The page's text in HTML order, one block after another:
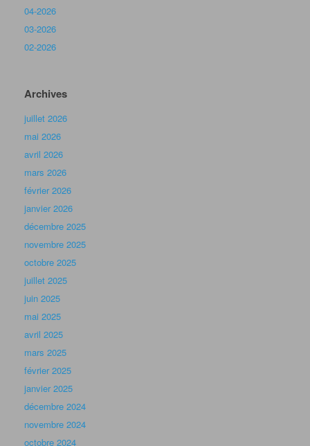
04-2026
03-2026
02-2026
Archives
juillet 2026
mai 2026
avril 2026
mars 2026
février 2026
janvier 2026
décembre 2025
novembre 2025
octobre 2025
juillet 2025
juin 2025
mai 2025
avril 2025
mars 2025
février 2025
janvier 2025
décembre 2024
novembre 2024
octobre 2024